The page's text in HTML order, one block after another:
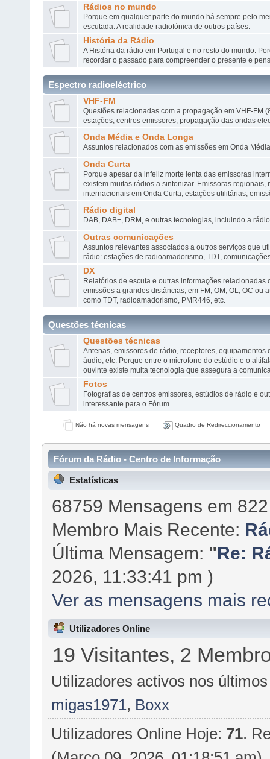
Rádios no mundo
Porque em qualquer parte do mundo há sempre pelo
escutada. A realidade radiofónica de outros paí­ses.
História da Rádio
A História da rádio em Portugal e no resto do mundo.
recordar o passado para compreender o presente e
Espectro radioeléctrico
VHF-FM
Questões relacionadas com a propagação em VHF-FM
estações, centros emissores, propagação das ondas
Onda Média e Onda Longa
Assuntos relacionados com as emissões em Onda
Onda Curta
Porque apesar da infeliz morte lenta das emissoras
existem muitas rádios a sintonizar. Emissoras regionais,
internacionais em Onda Curta, estações utilitárias,
Rádio digital
DAB, DAB+, DRM, e outras tecnologias, incluindo a
Outras comunicações
Assuntos relevantes associados a outros serviços que
rádio: estações de radioamadorismo, TDT,
DX
Relatórios de escuta e outras informações relacionadas
emissões a grandes distâncias, em FM, OM, OL, OC ou
como TDT, radioamadorismo, PMR446, etc.
Questões técnicas
Questões técnicas
Antenas, emissores de rádio, receptores, equipamentos
áudio, etc. Porque entre o microfone do estúdio e o
ouvinte existe muita tecnologia que assegura a
Fotos
Fotografias de centros emissores, estúdios de rádio e
interessante para o Fórum.
Não há novas mensagens Quadro de Redireccionamento
Fórum da Rádio - Centro de Informação
Estatísticas
68759 Mensagens em
Membro Mais Recente:
Última Mensagem: "Re:
2026, 11:33:41 pm )
Ver as mensagens mais
Utilizadores Online
19 Visitantes, 2
Utilizadores activos nos
migas1971, Boxx
Utilizadores Online Hoje: 71.